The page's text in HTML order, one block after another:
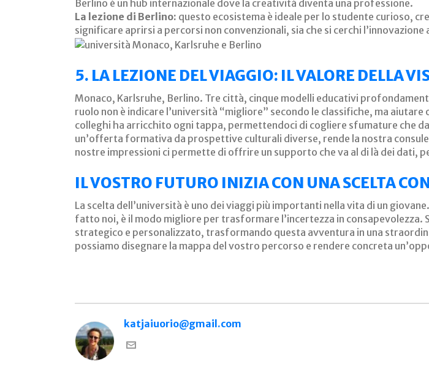
Berlino è un hub internazionale dove la creatività diventa una professione.
La lezione di Berlino: questo ecosistema è ideale per lo studente curioso,
significare aprirsi a percorsi non convenzionali, sia che si cerchi
5. LA LEZIONE DEL VIAGGIO: IL VALORE DELLA
Monaco, Karlsruhe, Berlino. Tre città, cinque modelli educativi
ruolo non è indicare l’università “migliore” secondo le classifiche, ma
colleghi ha arricchito ogni tappa, permettendoci di cogliere sfumature che
un’offerta formativa da prospettive culturali diverse, rende la nostra
nostre impressioni ci permette di offrire un supporto che va al di là dei dati,
IL VOSTRO FUTURO INIZIA CON UNA SCELTA
La scelta dell’università è uno dei viaggi più importanti nella vita di un
fatto noi, è il modo migliore per trasformare l’incertezza in consapevolezza.
strategico e personalizzato, trasformando questa avventura in una
possiamo disegnare la mappa del vostro percorso e rendere concreta
katjaiuorio@gmail.com